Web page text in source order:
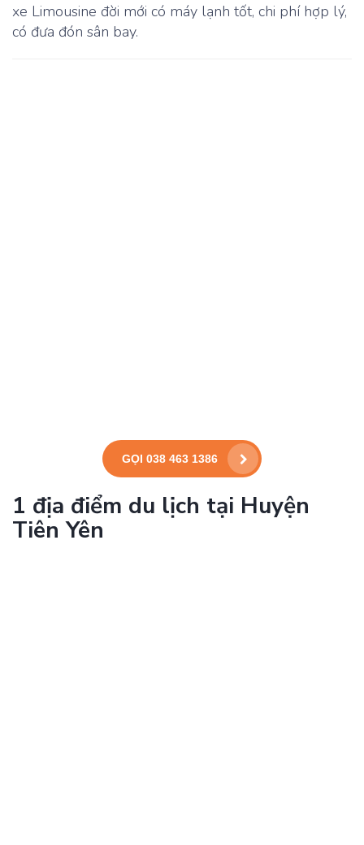
xe Limousine đời mới có máy lạnh tốt, chi phí hợp lý,
có đưa đón sân bay.
GỌI 038 463 1386
1 địa điểm du lịch tại Huyện
Tiên Yên